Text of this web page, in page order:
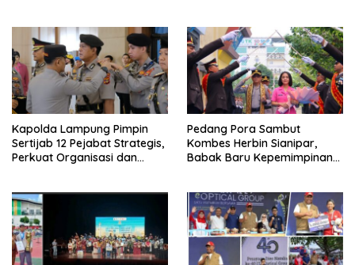
Kapolda Lampung Pimpin
Sertijab 12 Pejabat Strategis,
Perkuat Organisasi dan
Pedang Pora Sambut
Kombes Herbin Sianipar,
Babak Baru Kepemimpinan